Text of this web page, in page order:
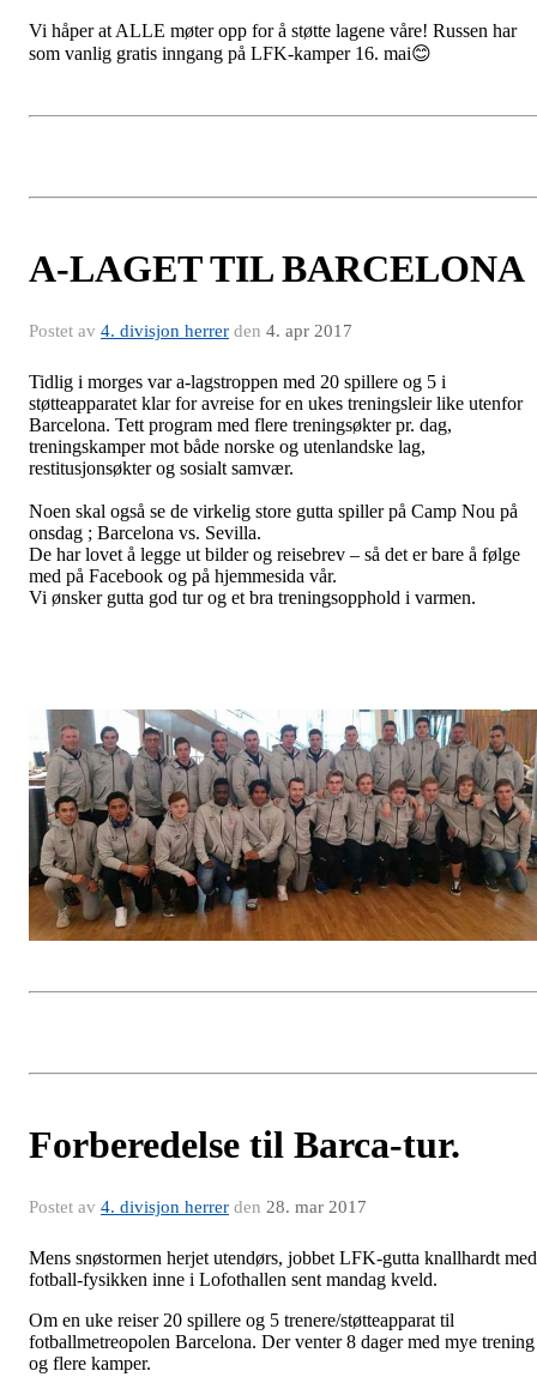
Vi håper at ALLE møter opp for å støtte lagene våre! Russen har
som vanlig gratis inngang på LFK-kamper 16. mai😊
A-LAGET TIL BARCELONA
Postet av 4. divisjon herrer den 4. apr 2017
Tidlig i morges var a-lagstroppen med 20 spillere og 5 i
støtteapparatet klar for avreise for en ukes treningsleir like utenfor
Barcelona. Tett program med flere treningsøkter pr. dag,
treningskamper mot både norske og utenlandske lag,
restitusjonsøkter og sosialt samvær.
Noen skal også se de virkelig store gutta spiller på Camp Nou på
onsdag ; Barcelona vs. Sevilla.
De har lovet å legge ut bilder og reisebrev – så det er bare å følge
med på Facebook og på hjemmesida vår.
Vi ønsker gutta god tur og et bra treningsopphold i varmen.
Forberedelse til Barca-tur.
Postet av 4. divisjon herrer den 28. mar 2017
Mens snøstormen herjet utendørs, jobbet LFK-gutta knallhardt med
fotball-fysikken inne i Lofothallen sent mandag kveld.
Om en uke reiser 20 spillere og 5 trenere/støtteapparat til
fotballmetreopolen Barcelona. Der venter 8 dager med mye trening
og flere kamper.